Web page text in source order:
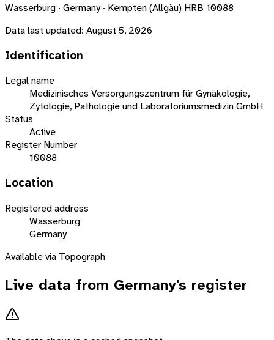
Wasserburg · Germany · Kempten (Allgäu) HRB 10088
Data last updated: August 5, 2026
Identification
Legal name
Medizinisches Versorgungszentrum für Gynäkologie,
Zytologie, Pathologie und Laboratoriumsmedizin GmbH
Status
Active
Register Number
10088
Location
Registered address
Wasserburg
Germany
Available via Topograph
Live data from Germany's register